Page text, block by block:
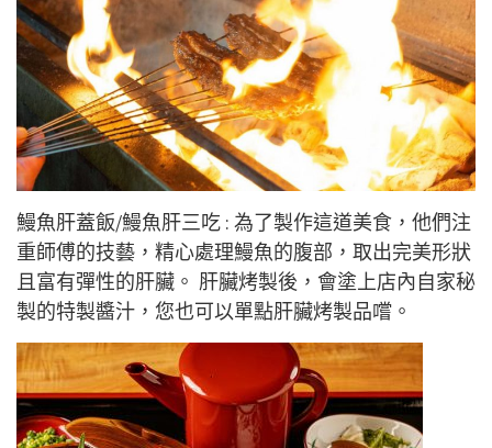
鰻魚肝蓋飯/鰻魚肝三吃 : 為了製作這道美食，他們注
重師傅的技藝，精心處理鰻魚的腹部，取出完美形狀
且富有彈性的肝臟。 肝臟烤製後，會塗上店內自家秘
製的特製醬汁，您也可以單點肝臟烤製品嚐。